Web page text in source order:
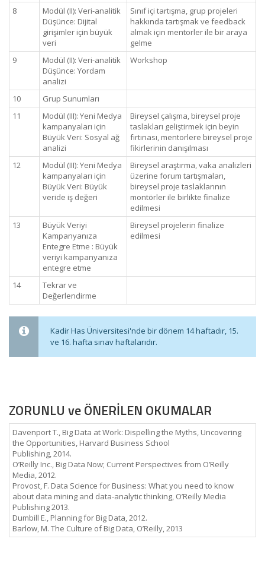
8
Modül (II): Veri-analitik
Düşünce: Dijital
girişimler için büyük
veri
Sınıf içi tartışma, grup projeleri
hakkında tartışmak ve feedback
almak için mentorler ile bir araya
gelme
9
Modül (II): Veri-analitik
Düşünce: Yordam
analizi
Workshop
10
Grup Sunumları
11
Modül (III): Yeni Medya
kampanyaları için
Büyük Veri: Sosyal ağ
analizi
Bireysel çalışma, bireysel proje
taslakları geliştirmek için beyin
fırtınası, mentorlere bireysel proje
fikirlerinin danışılması
12
Modül (III): Yeni Medya
kampanyaları için
Büyük Veri: Büyük
veride iş değeri
Bireysel araştırma, vaka analizleri
üzerine forum tartışmaları,
bireysel proje taslaklarının
montörler ile birlikte finalize
edilmesi
13
Büyük Veriyi
Kampanyanıza
Entegre Etme : Büyük
veriyi kampanyanıza
entegre etme
Bireysel projelerin finalize
edilmesi
14
Tekrar ve
Değerlendirme
Kadir Has Üniversitesi'nde bir dönem 14 haftadır, 15.
ve 16. hafta sınav haftalarıdır.
ZORUNLU ve ÖNERİLEN OKUMALAR
Davenport T., Big Data at Work: Dispelling the Myths, Uncovering
the Opportunities, Harvard Business School
Publishing, 2014.
O’Reilly Inc., Big Data Now; Current Perspectives from O’Reilly
Media, 2012.
Provost, F. Data Science for Business: What you need to know
about data mining and data-analytic thinking, O’Reilly Media
Publishing 2013.
Dumbill E., Planning for Big Data, 2012.
Barlow, M. The Culture of Big Data, O’Reilly, 2013